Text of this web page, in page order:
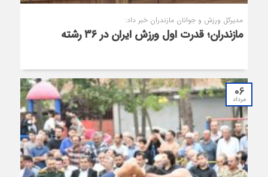
️مدیرکل ورزش و جوانان مازندران خبر داد:
مازندران؛ قدرت اول ورزش ایران در ۳۶ رشته
06
مرداد